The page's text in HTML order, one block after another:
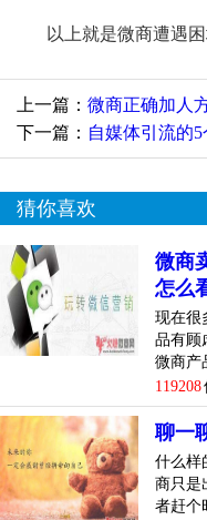
以上就是微商遭遇困
上一篇： 微商正确加人
下一篇： 自媒体引流的5
猜你喜欢
微商
怎么
现在很
品有顾
微商产
119208
聊一
什么样
商只是
者赶个